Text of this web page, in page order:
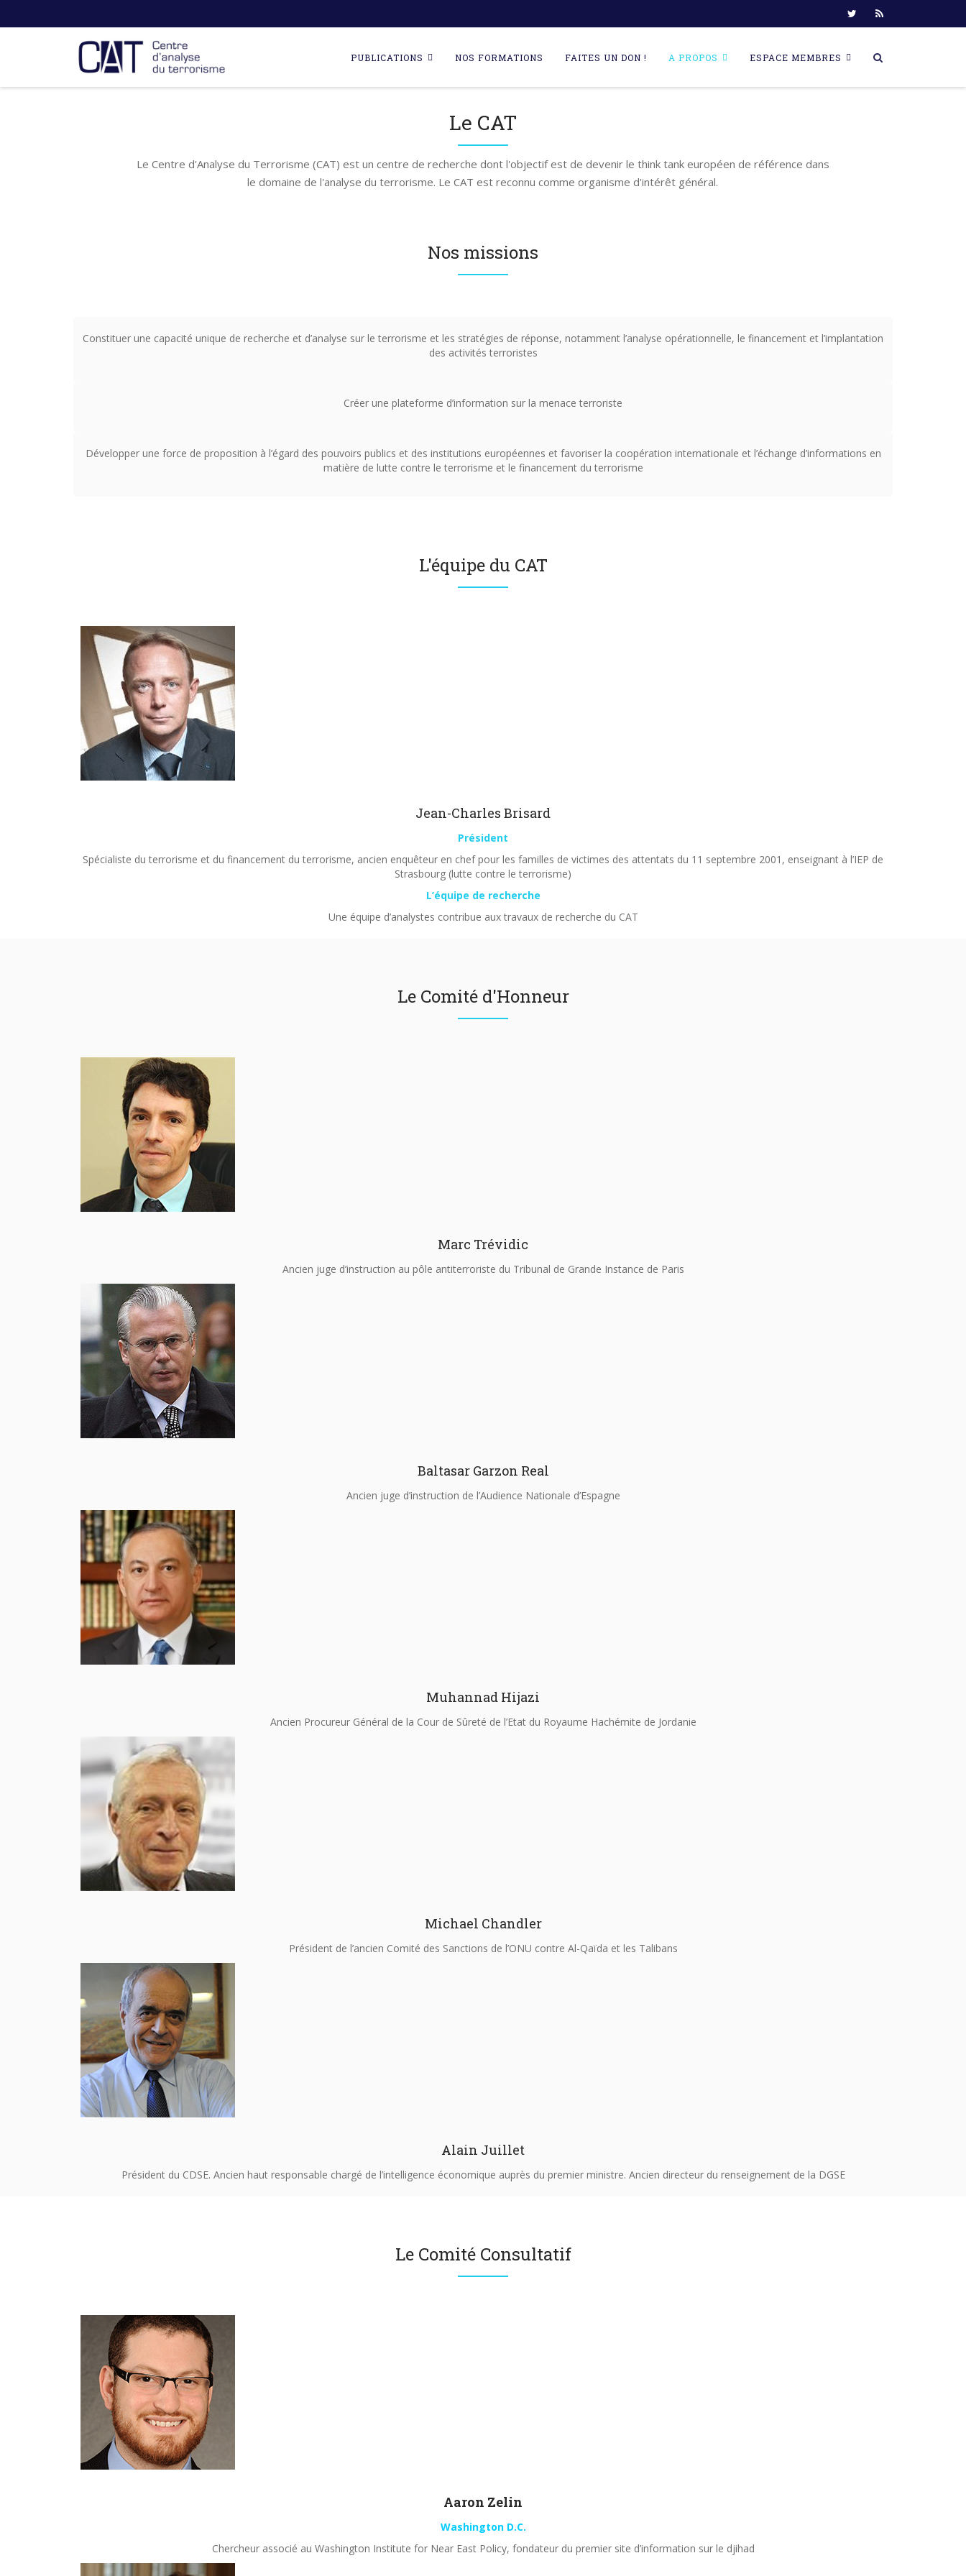
content
PUBLICATIONS NOS FORMATIONS FAITES UN DON ! A PROPOS ESPACE MEMBRES
Le CAT
Le Centre d'Analyse du Terrorisme (CAT) est un centre de recherche dont l'objectif est de devenir le think tank européen de référence dans
le domaine de l'analyse du terrorisme. Le CAT est reconnu comme organisme d'intérêt général.
Nos missions
Constituer une capacité unique de recherche et d’analyse sur le terrorisme et les stratégies de réponse, notamment l’analyse opérationnelle, le financement et l’implantation
des activités terroristes
Créer une plateforme d’information sur la menace terroriste
Développer une force de proposition à l’égard des pouvoirs publics et des institutions européennes et favoriser la coopération internationale et l’échange d’informations en
matière de lutte contre le terrorisme et le financement du terrorisme
L'équipe du CAT
Jean-Charles Brisard
Président
Spécialiste du terrorisme et du financement du terrorisme, ancien enquêteur en chef pour les familles de victimes des attentats du 11 septembre 2001, enseignant à l’IEP de
Strasbourg (lutte contre le terrorisme)
L’équipe de recherche
Une équipe d’analystes contribue aux travaux de recherche du CAT
Le Comité d'Honneur
Marc Trévidic
Ancien juge d’instruction au pôle antiterroriste du Tribunal de Grande Instance de Paris
Baltasar Garzon Real
Ancien juge d’instruction de l’Audience Nationale d’Espagne
Muhannad Hijazi
Ancien Procureur Général de la Cour de Sûreté de l’Etat du Royaume Hachémite de Jordanie
Michael Chandler
Président de l’ancien Comité des Sanctions de l’ONU contre Al-Qaïda et les Talibans
Alain Juillet
Président du CDSE. Ancien haut responsable chargé de l’intelligence économique auprès du premier ministre. Ancien directeur du renseignement de la DGSE
Le Comité Consultatif
Aaron Zelin
Washington D.C.
Chercheur associé au Washington Institute for Near East Policy, fondateur du premier site d’information sur le djihad